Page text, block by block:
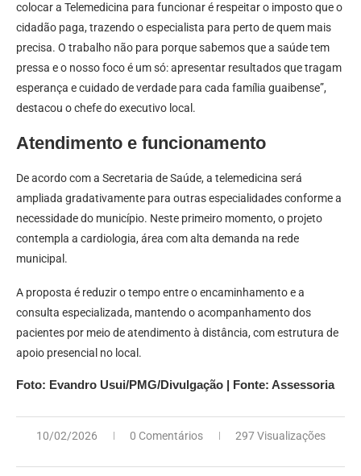
colocar a Telemedicina para funcionar é respeitar o imposto que o
cidadão paga, trazendo o especialista para perto de quem mais
precisa. O trabalho não para porque sabemos que a saúde tem
pressa e o nosso foco é um só: apresentar resultados que tragam
esperança e cuidado de verdade para cada família guaibense”,
destacou o chefe do executivo local.
Atendimento e funcionamento
De acordo com a Secretaria de Saúde, a telemedicina será
ampliada gradativamente para outras especialidades conforme a
necessidade do município. Neste primeiro momento, o projeto
contempla a cardiologia, área com alta demanda na rede
municipal.
A proposta é reduzir o tempo entre o encaminhamento e a
consulta especializada, mantendo o acompanhamento dos
pacientes por meio de atendimento à distância, com estrutura de
apoio presencial no local.
Foto: Evandro Usui/PMG/Divulgação | Fonte: Assessoria
10/02/2026 0 Comentários 297 Visualizações